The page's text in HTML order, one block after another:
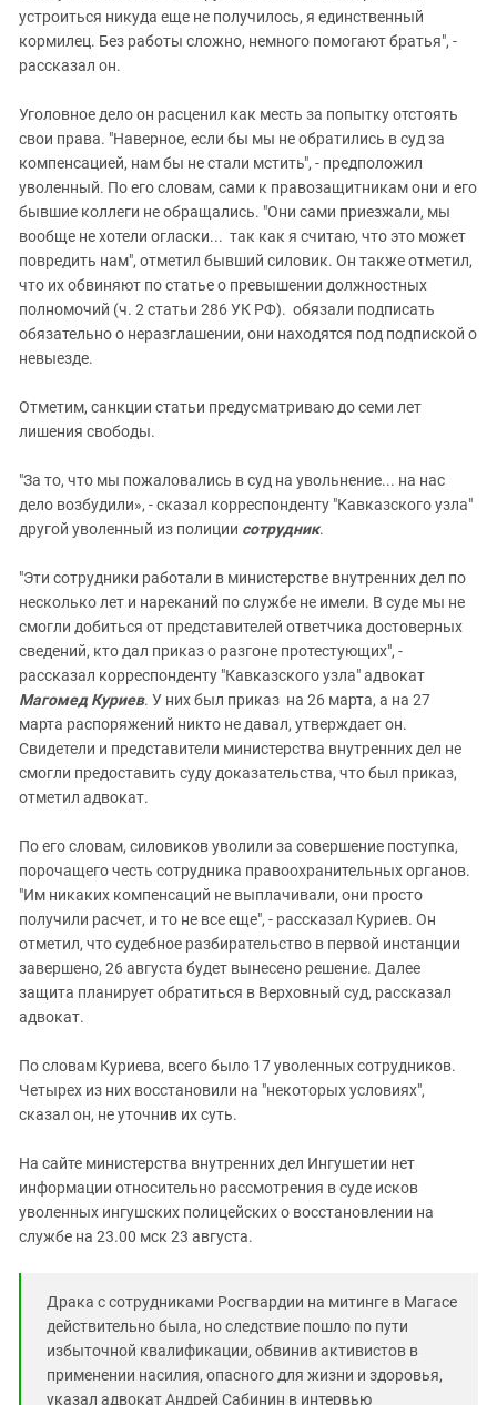
устроиться никуда еще не получилось, я единственный
кормилец. Без работы сложно, немного помогают братья", -
рассказал он.
Уголовное дело он расценил как месть за попытку отстоять
свои права. "Наверное, если бы мы не обратились в суд за
компенсацией, нам бы не стали мстить", - предположил
уволенный. По его словам, сами к правозащитникам они и его
бывшие коллеги не обращались. "Они сами приезжали, мы
вообще не хотели огласки... так как я считаю, что это может
повредить нам", отметил бывший силовик. Он также отметил,
что их обвиняют по статье о превышении должностных
полномочий (ч. 2 статьи 286 УК РФ). обязали подписать
обязательно о неразглашении, они находятся под подпиской о
невыезде.
Отметим, санкции статьи предусматриваю до семи лет
лишения свободы.
"За то, что мы пожаловались в суд на увольнение... на нас
дело возбудили», - сказал корреспонденту "Кавказского узла"
другой уволенный из полиции сотрудник.
"Эти сотрудники работали в министерстве внутренних дел по
несколько лет и нареканий по службе не имели. В суде мы не
смогли добиться от представителей ответчика достоверных
сведений, кто дал приказ о разгоне протестующих", -
рассказал корреспонденту "Кавказского узла" адвокат
Магомед Куриев. У них был приказ на 26 марта, а на 27
марта распоряжений никто не давал, утверждает он.
Свидетели и представители министерства внутренних дел не
смогли предоставить суду доказательства, что был приказ,
отметил адвокат.
По его словам, силовиков уволили за совершение поступка,
порочащего честь сотрудника правоохранительных органов.
"Им никаких компенсаций не выплачивали, они просто
получили расчет, и то не все еще", - рассказал Куриев. Он
отметил, что судебное разбирательство в первой инстанции
завершено, 26 августа будет вынесено решение. Далее
защита планирует обратиться в Верховный суд, рассказал
адвокат.
По словам Куриева, всего было 17 уволенных сотрудников.
Четырех из них восстановили на "некоторых условиях",
сказал он, не уточнив их суть.
На сайте министерства внутренних дел Ингушетии нет
информации относительно рассмотрения в суде исков
уволенных ингушских полицейских о восстановлении на
службе на 23.00 мск 23 августа.
Драка с сотрудниками Росгвардии на митинге в Магасе
действительно была, но следствие пошло по пути
избыточной квалификации, обвинив активистов в
применении насилия, опасного для жизни и здоровья,
указал адвокат Андрей Сабинин в интервью